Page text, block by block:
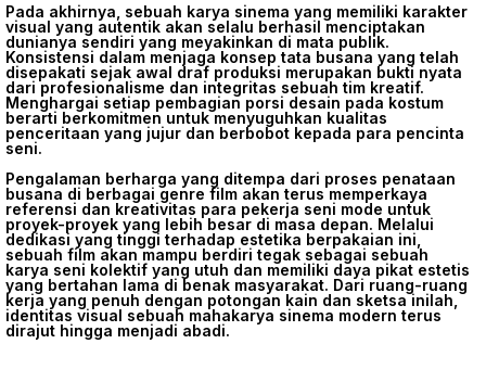
Pada akhirnya, sebuah karya sinema yang memiliki karakter
visual yang autentik akan selalu berhasil menciptakan
dunianya sendiri yang meyakinkan di mata publik.
Konsistensi dalam menjaga konsep tata busana yang telah
disepakati sejak awal draf produksi merupakan bukti nyata
dari profesionalisme dan integritas sebuah tim kreatif.
Menghargai setiap pembagian porsi desain pada kostum
berarti berkomitmen untuk menyuguhkan kualitas
penceritaan yang jujur dan berbobot kepada para pencinta
seni.
Pengalaman berharga yang ditempa dari proses penataan
busana di berbagai genre film akan terus memperkaya
referensi dan kreativitas para pekerja seni mode untuk
proyek-proyek yang lebih besar di masa depan. Melalui
dedikasi yang tinggi terhadap estetika berpakaian ini,
sebuah film akan mampu berdiri tegak sebagai sebuah
karya seni kolektif yang utuh dan memiliki daya pikat estetis
yang bertahan lama di benak masyarakat. Dari ruang-ruang
kerja yang penuh dengan potongan kain dan sketsa inilah,
identitas visual sebuah mahakarya sinema modern terus
dirajut hingga menjadi abadi.